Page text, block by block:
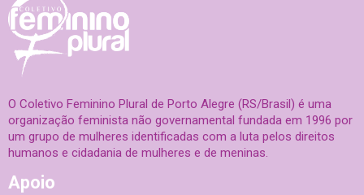
O Coletivo Feminino Plural de Porto Alegre (RS/Brasil) é uma
organização feminista não governamental fundada em 1996 por
um grupo de mulheres identificadas com a luta pelos direitos
humanos e cidadania de mulheres e de meninas.
Apoio